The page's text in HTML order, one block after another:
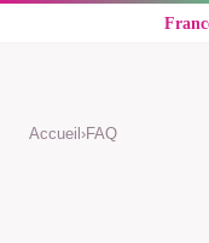
Accueil ›FAQ